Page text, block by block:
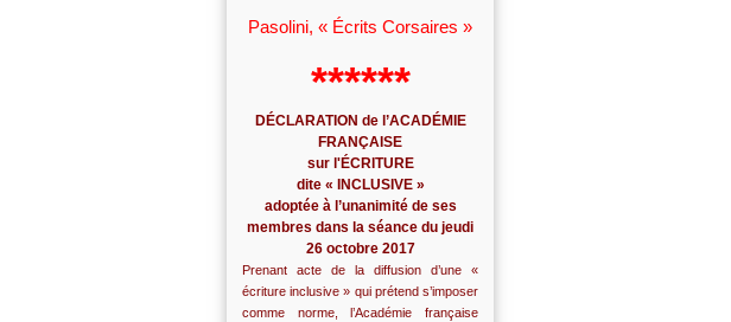
Pasolini, « Écrits Corsaires »
******
DÉCLARATION de l’ACADÉMIE
FRANÇAISE
sur l'ÉCRITURE
dite « INCLUSIVE »
adoptée à l’unanimité de ses
membres dans la séance du jeudi
26 octobre 2017
Prenant acte de la diffusion d’une «
écriture inclusive » qui prétend s’imposer
comme norme, l’Académie française